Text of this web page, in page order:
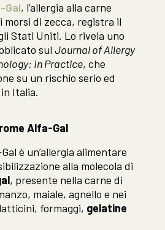
Gal, l’allergia alla carne
morsi di zecca, registra il
Stati Uniti. Lo rivela uno
sulJournal of Allergy
In Practice, che
su un rischio serio ed
Italia.
Alfa-Gal
è un’allergia alimentare
alla molecola di
, presente nella carne di
maiale, agnello e nei
formaggi, gelatine